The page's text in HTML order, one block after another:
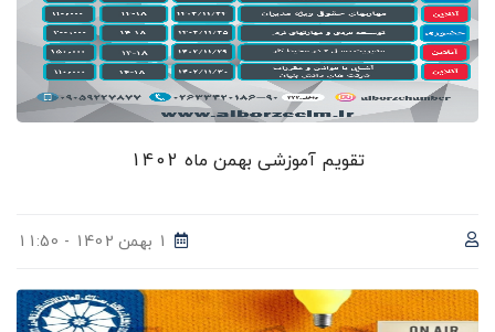
تقویم آموزشی بهمن ماه 1402
1 بهمن 1402 - 11:50